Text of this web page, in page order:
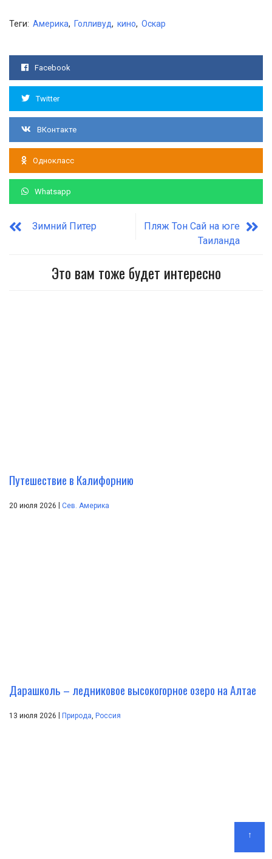
Теги: Америка, Голливуд, кино, Оскар
Facebook
Twitter
ВКонтакте
Однокласс
Whatsapp
Зимний Питер
Пляж Тон Сай на юге
Таиланда
Это вам тоже будет интересно
Путешествие в Калифорнию
20 июля 2026 Сев. Америка
Дарашколь – ледниковое высокогорное озеро на Алтае
13 июля 2026 | Природа, Россия
↑